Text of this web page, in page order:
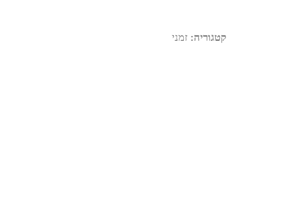
קטגוריה: זמני